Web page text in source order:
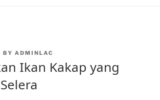
BY ADMINLAC
Ikan Kakap yang